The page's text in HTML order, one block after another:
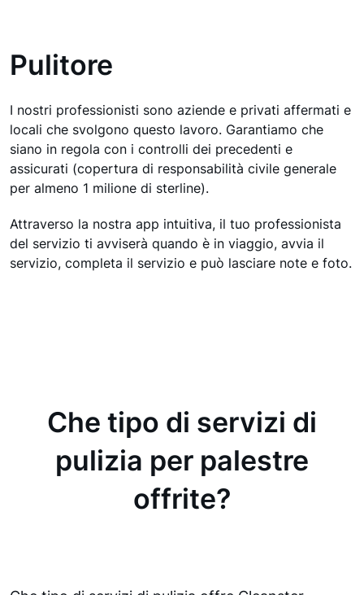
Pulitore
I nostri professionisti sono aziende e privati affermati e
locali che svolgono questo lavoro. Garantiamo che
siano in regola con i controlli dei precedenti e
assicurati (copertura di responsabilità civile generale
per almeno 1 milione di sterline).
Attraverso la nostra app intuitiva, il tuo professionista
del servizio ti avviserà quando è in viaggio, avvia il
servizio, completa il servizio e può lasciare note e foto.
Che tipo di servizi di
pulizia per palestre
offrite?